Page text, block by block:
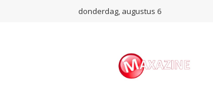
donderdag, augustus 6